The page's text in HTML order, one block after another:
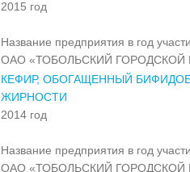
2015 год
Название предприятия в год
ОАО «ТОБОЛЬСКИЙ
КЕФИР, ОБОГАЩЕННЫЙ
ЖИРНОСТИ
2014 год
Название предприятия в год
ОАО «ТОБОЛЬСКИЙ